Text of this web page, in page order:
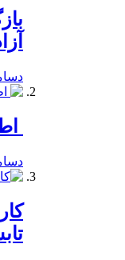
دسامبر
دسامبر